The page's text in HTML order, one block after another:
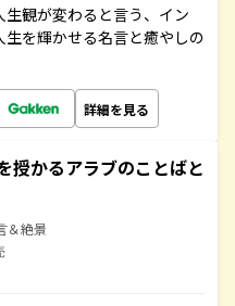
観が変わると言う、イン
を輝かせる名言と癒やしの
詳細を見る
授かるアラブのことばと
＆絶景